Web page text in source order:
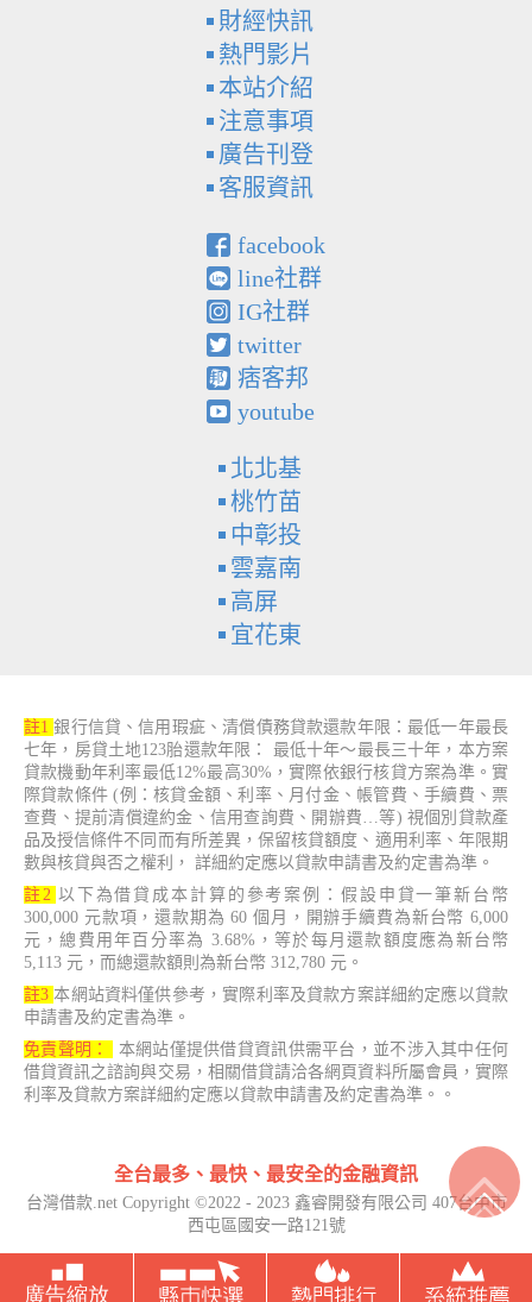
財經快訊
熱門影片
本站介紹
注意事項
廣告刊登
客服資訊
facebook
line社群
IG社群
twitter
痞客邦
youtube
北北基
桃竹苗
中彰投
雲嘉南
高屏
宜花東
註1 銀行信貸、信用瑕疵、清償債務貸款還款年限：最低一年最長
七年，房貸土地123胎還款年限： 最低十年～最長三十年，本方案
貸款機動年利率最低12%最高30%，實際依銀行核貸方案為準。實
際貸款條件 (例：核貸金額、利率、月付金、帳管費、手續費、票
查費、提前清償違約金、信用查詢費、開辦費…等) 視個別貸款產
品及授信條件不同而有所差異，保留核貸額度、適用利率、年限期
數與核貸與否之權利， 詳細約定應以貸款申請書及約定書為準。
註2 以下為借貸成本計算的參考案例：假設申貸一筆新台幣
300,000 元款項，還款期為 60 個月，開辦手續費為新台幣 6,000
元，總費用年百分率為 3.68%，等於每月還款額度應為新台幣
5,113 元，而總還款額則為新台幣 312,780 元。
註3 本網站資料僅供參考，實際利率及貸款方案詳細約定應以貸款
申請書及約定書為準。
免責聲明：
本網站僅提供借貸資訊供需平台，並不涉入其中任何
借貸資訊之諮詢與交易，相關借貸請洽各網頁資料所屬會員，實際
利率及貸款方案詳細約定應以貸款申請書及約定書為準。。
全台最多、最快、最安全的金融資訊
台灣借款.net Copyright ©2022 - 2023 鑫睿開發有限公司 407台中市
西屯區國安一路121號